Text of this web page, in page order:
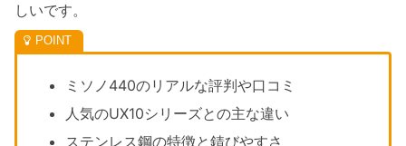
しいです。
ミソノ440のリアルな評判や口コミ
人気のUX10シリーズとの主な違い
ステンレス鋼の特徴と錆びやすさ